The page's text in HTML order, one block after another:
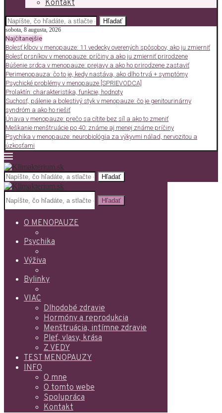
Kontakt
Hľadať
sobota, 8 augusta, 2026
Najčítanejšie
Bolesť kĺbov v menopauze: 11 vedecky overených spôsobov, ako ju zmierniť
Bolesť prsníkov v menopauze: príčiny a ako ju zmierniť prirodzene
Búšenie srdca v menopauze: prejavy a ako ho prirodzene zastaviť
Perimenopauza: čo to je, kedy nastáva, ako dlho trvá + symptómy
Psychické problémy v menopauze [SPRIEVODCA]
Prolaktín: charakteristika, funkcie, hodnoty
Suchosť, pálenie a bolestivý styk v menopauze: čo je genitourinárny
syndróm a ako ho riešiť
Únava v menopauze: prečo sa cítite bez síl a ako to zmeniť
Meškanie menštruácie po 40: známe aj menej známe príčiny
Psychika v menopauze: neurobiológia za výkyvmi nálad, nervozitou a
úzkosťami
Hľadať
Hľadať
O MENOPAUZE
Psychika
Výživa
Bylinky
VIAC
Dlhodobé zdravie
Hormóny a reprodukcia
Menštruácia, intímne zdravie
Pleť, vlasy, krása
Z VEDY
TEST MENOPAUZY
INFO
O mne
O tomto webe
Spolupráca
Kontakt